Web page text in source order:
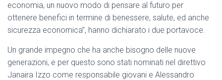
economia, un nuovo modo di pensare al futuro per
ottenere benefici in termine di benessere, salute, ed anche
sicurezza economica”, hanno dichiarato i due portavoce.
Un grande impegno che ha anche bisogno delle nuove
generazioni, e per questo sono stati nominati nel direttivo
Janaira Izzo come responsabile giovani e Alessandro